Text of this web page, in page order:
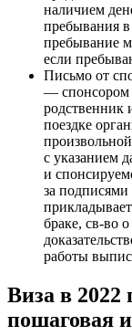
наличием
пребывания в
пребывание
если
Письмо от
— спонсором
родственник
поездке
с указанием
и
за подписями
браке, св-во
работы
Виза в 2022
пошаговая